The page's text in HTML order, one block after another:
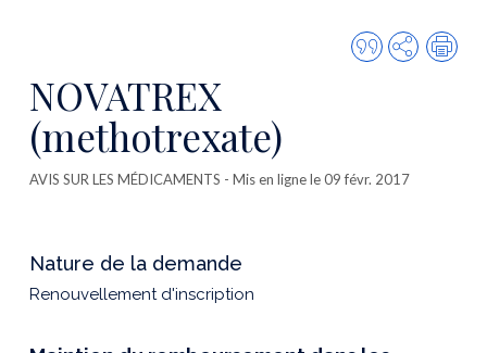
Citer
cette
Partager
NOVATREX
(methotrexate)
AVIS SUR LES MÉDICAMENTS - Mis en ligne le 09 févr. 2017
Nature de la demande
Renouvellement d'inscription